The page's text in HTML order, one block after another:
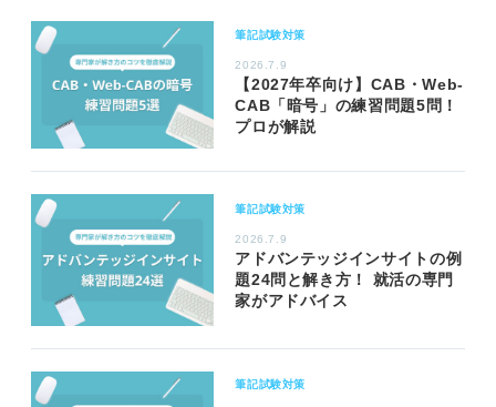
筆記試験対策
2026.7.9
【2027年卒向け】CAB・Web-
CAB「暗号」の練習問題5問！
プロが解説
筆記試験対策
2026.7.9
アドバンテッジインサイトの例
題24問と解き方！ 就活の専門
家がアドバイス
筆記試験対策